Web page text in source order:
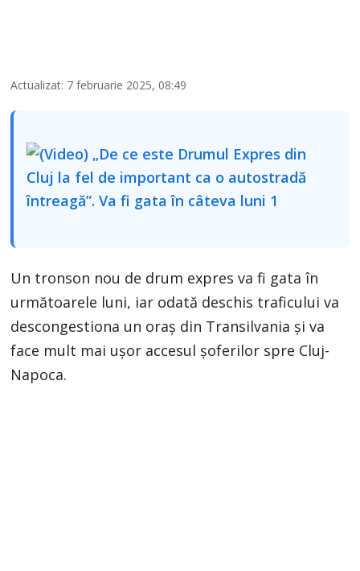
Actualizat: 7 februarie 2025, 08:49
Un tronson nou de drum expres va fi gata în
următoarele luni, iar odată deschis traficului va
descongestiona un oraș din Transilvania și va
face mult mai ușor accesul șoferilor spre Cluj-
Napoca.